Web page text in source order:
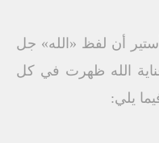
أن لفظ «الله» جل
الله ظهرت في كل
يلي: